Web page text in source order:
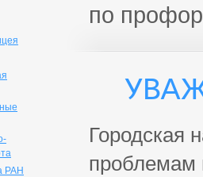
РАН
по
Городская
проблемам